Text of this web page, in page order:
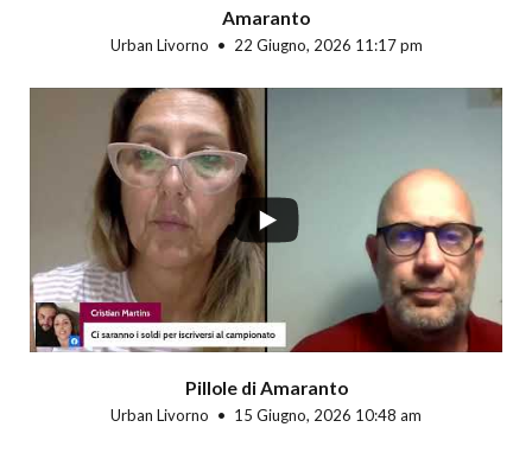
Amaranto
Urban Livorno 22 Giugno, 2026 11:17 pm
Pillole di Amaranto
Urban Livorno 15 Giugno, 2026 10:48 am